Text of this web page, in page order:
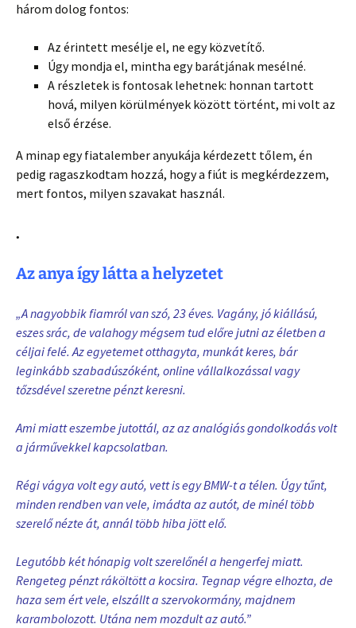
három dolog fontos:
Az érintett mesélje el, ne egy közvetítő.
Úgy mondja el, mintha egy barátjának mesélné.
A részletek is fontosak lehetnek: honnan tartott
hová, milyen körülmények között történt, mi volt az
első érzése.
A minap egy fiatalember anyukája kérdezett tőlem, én
pedig ragaszkodtam hozzá, hogy a fiút is megkérdezzem,
mert fontos, milyen szavakat használ.
.
Az anya így látta a helyzetet
„A nagyobbik fiamról van szó, 23 éves. Vagány, jó kiállású,
eszes srác, de valahogy mégsem tud előre jutni az életben a
céljai felé. Az egyetemet otthagyta, munkát keres, bár
leginkább szabadúszóként, online vállalkozással vagy
tőzsdével szeretne pénzt keresni.
Ami miatt eszembe jutottál, az az analógiás gondolkodás volt
a járművekkel kapcsolatban.
Régi vágya volt egy autó, vett is egy BMW-t a télen. Úgy tűnt,
minden rendben van vele, imádta az autót, de minél több
szerelő nézte át, annál több hiba jött elő.
Legutóbb két hónapig volt szerelőnél a hengerfej miatt.
Rengeteg pénzt ráköltött a kocsira. Tegnap végre elhozta, de
haza sem ért vele, elszállt a szervokormány, majdnem
karambolozott. Utána nem mozdult az autó.”